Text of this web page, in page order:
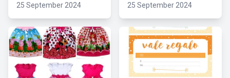
25 September 2024 25 September 2024